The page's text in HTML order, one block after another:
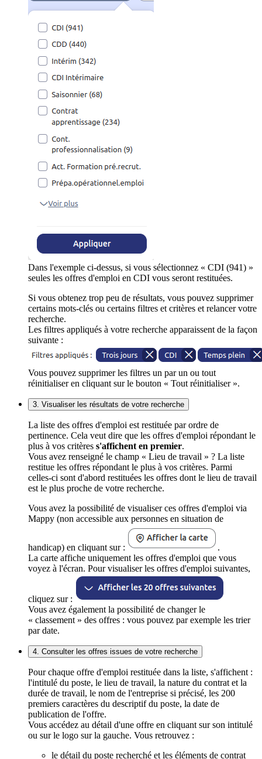
Dans l'exemple ci-dessus, si vous sélectionnez « CDI (941) »
seules les offres d'emploi en CDI vous seront restituées.
Si vous obtenez trop peu de résultats, vous pouvez supprimer
certains mots-clés ou certains filtres et critères et relancer votre
recherche.
Les filtres appliqués à votre recherche apparaissent de la façon
suivante :
Vous pouvez supprimer les filtres un par un ou tout
réinitialiser en cliquant sur le bouton « Tout réinitialiser ».
3. Visualiser les résultats de votre recherche
La liste des offres d'emploi est restituée par ordre de
pertinence. Cela veut dire que les offres d'emploi répondant le
plus à vos critères s'affichent en premier.
Vous avez renseigné le champ « Lieu de travail » ? La liste
restitue les offres répondant le plus à vos critères. Parmi
celles-ci sont d'abord restituées les offres dont le lieu de travail
est le plus proche de votre recherche.
Vous avez la possibilité de visualiser ces offres d'emploi via
Mappy (non accessible aux personnes en situation de
handicap) en cliquant sur :
.
La carte affiche uniquement les offres d'emploi que vous
voyez à l'écran. Pour visualiser les offres d'emploi suivantes,
cliquez sur :
Vous avez également la possibilité de changer le
« classement » des offres : vous pouvez par exemple les trier
par date.
4. Consulter les offres issues de votre recherche
Pour chaque offre d'emploi restituée dans la liste, s'affichent :
l'intitulé du poste, le lieu de travail, la nature du contrat et la
durée de travail, le nom de l'entreprise si précisé, les 200
premiers caractères du descriptif du poste, la date de
publication de l'offre.
Vous accédez au détail d'une offre en cliquant sur son intitulé
ou sur le logo sur la gauche. Vous retrouvez :
le détail du poste recherché et les éléments de contrat